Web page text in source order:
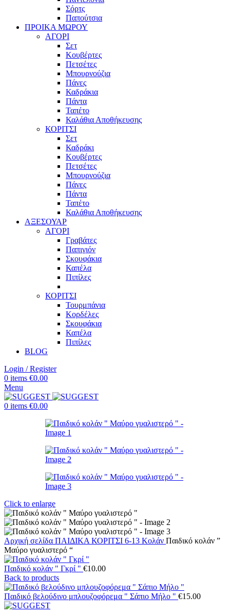
Σόρτς
Παπούτσια
ΠΡΟΙΚΑ ΜΩΡΟΥ
ΑΓΟΡΙ
Σετ
Κουβέρτες
Πετσέτες
Μπουρνούζια
Πάνες
Καδράκια
Πάντα
Ταπέτο
Καλάθια Αποθήκευσης
ΚΟΡΙΤΣΙ
Σετ
Καδράκι
Κουβέρτες
Πετσέτες
Μπουρνούζια
Πάνες
Πάντα
Ταπέτο
Καλάθια Αποθήκευσης
ΑΞΕΣΟΥΑΡ
ΑΓΟΡΙ
Γραβάτες
Παπιγιόν
Σκουφάκια
Καπέλα
Πιπίλες
ΚΟΡΙΤΣΙ
Τουρμπάνια
Κορδέλες
Σκουφάκια
Καπέλα
Πιπίλες
BLOG
Login / Register
0 items €0.00
Menu
0 items €0.00
Click to enlarge
Αρχική σελίδα ΠΑΙΔΙΚΑ ΚΟΡΙΤΣΙ 6-13 Κολάν Παιδικό κολάν ”
Μαύρο γυαλιστερό “
Παιδικό κολάν " Γκρί " €10.00
Back to products
Παιδικό βελούδινο μπλουζοφόρεμα " Σάπιο Μήλο " €15.00